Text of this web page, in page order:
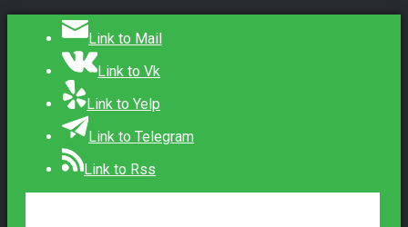
Link to Mail
Link to Vk
Link to Yelp
Link to Telegram
Link to Rss